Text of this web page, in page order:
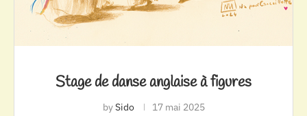
Stage de danse anglaise à figures
bySido 17 mai 2025